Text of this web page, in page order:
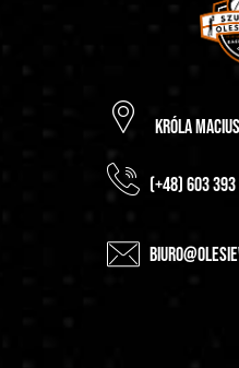
Króla
(+48) 603 393